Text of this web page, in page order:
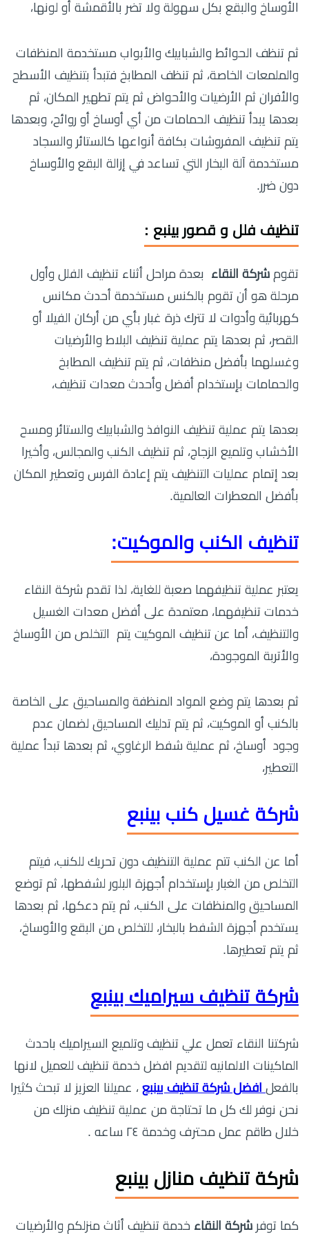
الأوساخ والبقع بكل سهولة ولا تضر بالأقمشة أو لونها،
ثم تنظف الحوائط والشبابيك والأبواب مستخدمة المنظفات
والملمعات الخاصة، ثم تنظف المطابخ فتبدأ بتنظيف الأسطح
والأفران ثم الأرضيات والأحواض ثم يتم تطهير المكان، ثم
بعدها يبدأ تنظيف الحمامات من أي أوساخ أو روائح، وبعدها
يتم تنظيف المفروشات بكافة أنواعها كالستائر والسجاد
مستخدمة آلة البخار التي تساعد في إزالة البقع والأوساخ
دون ضرر.
تنظيف فلل و قصور بينبع :
تقوم شركة النقاء
بعدة مراحل أثناء تنظيف الفلل وأول
مرحلة هو أن تقوم بالكنس مستخدمة أحدث مكانس
كهربائية وأدوات لا تترك ذرة غبار بأي من أركان الفيلا أو
القصر، ثم بعدها يتم عملية تنظيف البلاط والأرضيات
وغسلهما بأفضل منظفات، ثم يتم تنظيف المطابخ
والحمامات بإستخدام أفضل وأحدث معدات تنظيف،
بعدها يتم عملية تنظيف النوافذ والشبابيك والستائر ومسح
الأخشاب وتلميع الزجاج، ثم تنظيف الكنب والمجالس، وأخيرا
بعد إتمام عمليات التنظيف يتم إعادة الفرس وتعطير المكان
بأفضل المعطرات العالمية.
تنظيف الكنب والموكيت:
يعتبر عملية تنظيفهما صعبة للغاية، لذا تقدم شركة النقاء
خدمات تنظيفهما، معتمدة على أفضل معدات الغسيل
والتنظيف، أما عن تنظيف الموكيت يتم التخلص من الأوساخ
والأتربة الموجودة،
ثم بعدها يتم وضع المواد المنظفة والمساحيق على الخاصة
بالكنب أو الموكيت، ثم يتم تدليك المساحيق لضمان عدم
وجود أوساخ، ثم عملية شفط الرغاوي، ثم بعدها تبدأ عملية
التعطير،
شركة غسيل كنب بينبع
أما عن الكنب تتم عملية التنظيف دون تحريك للكنب، فيتم
التخلص من الغبار بإستخدام أجهزة البلور لشفطها، ثم توضع
المساحيق والمنظفات على الكنب، ثم يتم دعكها، ثم بعدها
يستخدم أجهزة الشفط بالبخار، للتخلص من البقع والأوساخ،
ثم يتم تعطيرها.
شركة تنظيف سيراميك بينبع
شركتنا النقاء تعمل علي تنظيف وتلميع السيراميك باحدث
الماكينات الالمانيه لتقديم افضل خدمة تنظيف للعميل لانها
بالفعل افضل شركة تنظيف بينبع ، عميلنا العزيز لا تبحث كثيرا
نحن نوفر لك كل ما تحتاجة من عملية تنظيف منزلك من
خلال طاقم عمل محترف وخدمة ٢٤ ساعه .
شركة تنظيف منازل بينبع
كما توفر شركة النقاء خدمة تنظيف أثاث منزلكم والأرضيات